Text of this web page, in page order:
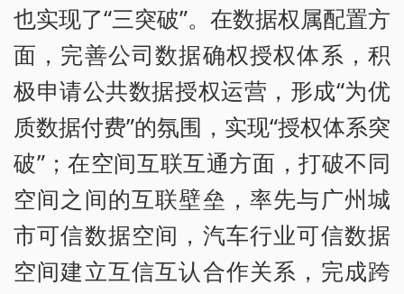
也实现了“三突破”。在数据权属配置方
面，完善公司数据确权授权体系，积
极申请公共数据授权运营，形成“为优
质数据付费”的氛围，实现“授权体系突
破”；在空间互联互通方面，打破不同
空间之间的互联壁垒，率先与广州城
市可信数据空间，汽车行业可信数据
空间建立互信互认合作关系，完成跨